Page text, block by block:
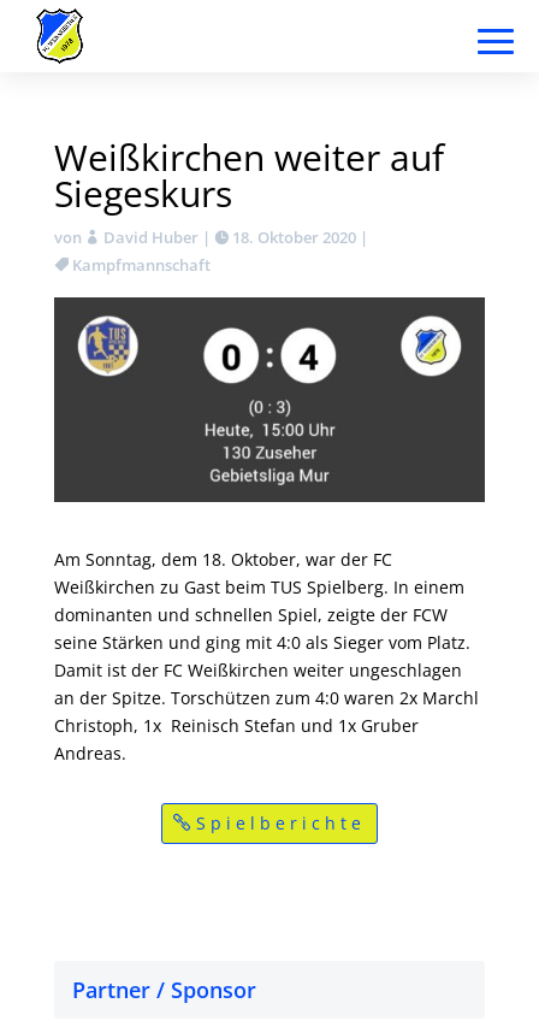
Weißkirchen weiter auf
Siegeskurs
von David Huber | 18. Oktober 2020|
Kampfmannschaft
Am Sonntag, dem 18. Oktober, war der FC
Weißkirchen zu Gast beim TUS Spielberg. In einem
dominanten und schnellen Spiel, zeigte der FCW
seine Stärken und ging mit 4:0 als Sieger vom Platz.
Damit ist der FC Weißkirchen weiter ungeschlagen
an der Spitze. Torschützen zum 4:0 waren 2x Marchl
Christoph, 1x Reinisch Stefan und 1x Gruber
Andreas.
Spielberichte
Partner / Sponsor